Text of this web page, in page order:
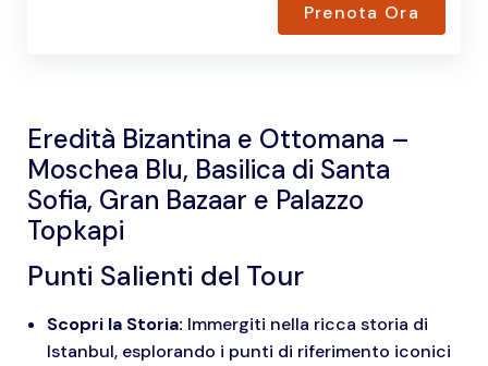
Prenota Ora
Eredità Bizantina e Ottomana –
Moschea Blu, Basilica di Santa
Sofia, Gran Bazaar e Palazzo
Topkapi
Punti Salienti del Tour
Scopri la Storia: Immergiti nella ricca storia di
Istanbul, esplorando i punti di riferimento iconici